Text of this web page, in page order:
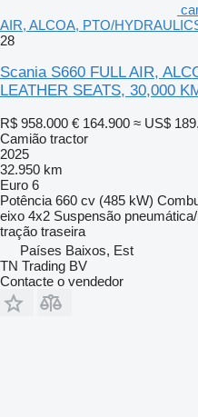
AIR, ALCOA, PTO/
28
Scania S660 FULL AIR,
LEATHER SEATS, 30,000
R$ 958.000 € 164.900 ≈ US$
Camião tractor
2025
32.950 km
Euro 6
Potência 660 cv (485 kW)
eixo 4x2 Suspensão
tração traseira
Países Baixos, Est
TN Trading BV
Contacte o vendedor